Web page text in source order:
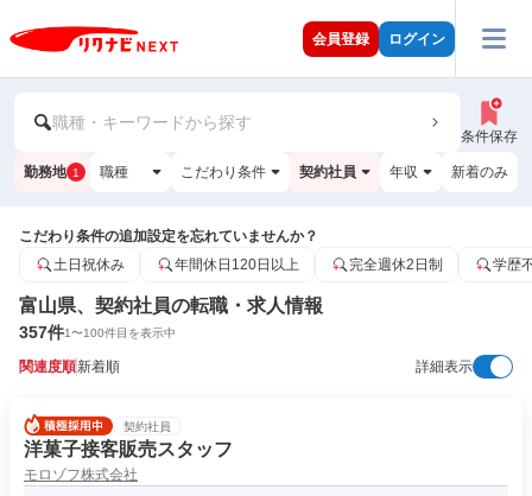
会員登録 ログイン
職種・キーワードから探す
条件保存
勤務地 1 職種 こだわり条件 契約社員 年収 新着のみ
こだわり条件の追加設定を忘れていませんか？
土日祝休み
年間休日120日以上 完全週休2日制 学歴
富山県、契約社員の転職・求人情報
357件1〜100件目を表示中
関連度順新着順 詳細表示
契約社員
洋菓子接客販売スタッフ
モロゾフ株式会社